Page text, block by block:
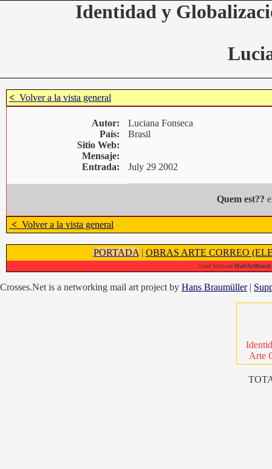
Identidad y
< Volver a la vista general
Autor:
País:
Sitio Web:
Mensaje:
Luciana Fonseca
Brasil
Entrada: July 29 2002
Quem est??
< Volver a la vista general
PORTADA | OBRAS ARTE CORREO
Used Software MailArtBoard
Crosses.Net is a networking mail art project by Hans Braumüller|
Arte